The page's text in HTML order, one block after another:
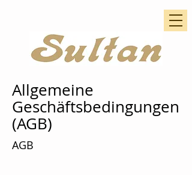
Allgemeine
Geschäftsbedingungen
(AGB)
AGB